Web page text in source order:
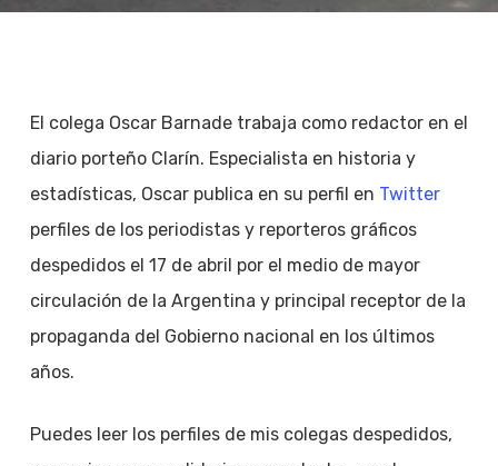
El colega Oscar Barnade trabaja como redactor en el
diario porteño Clarín. Especialista en historia y
estadísticas, Oscar publica en su perfil en Twitter
perfiles de los periodistas y reporteros gráficos
despedidos el 17 de abril por el medio de mayor
circulación de la Argentina y principal receptor de la
propaganda del Gobierno nacional en los últimos
años.
Puedes leer los perfiles de mis colegas despedidos,